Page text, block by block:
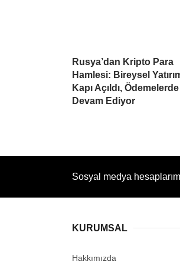
Rusya’dan Kripto Para
Hamlesi: Bireysel
Kapı Açıldı,
Devam Ediyor
Sosyal medya
KURUMSAL
Hakkımızda